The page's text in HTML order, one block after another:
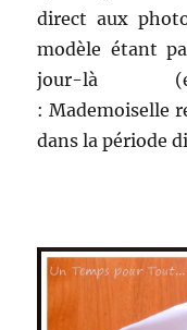
direct aux
modèle étant
jour-là
: Mademoiselle
dans la période